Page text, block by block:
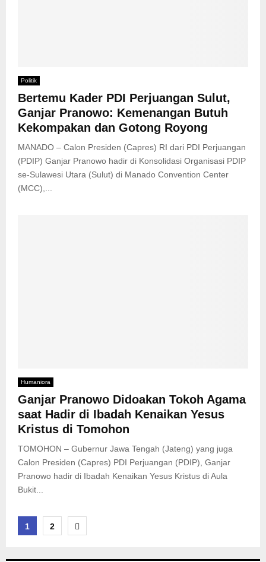
Politik
Bertemu Kader PDI Perjuangan Sulut,
Ganjar Pranowo: Kemenangan Butuh
Kekompakan dan Gotong Royong
MANADO – Calon Presiden (Capres) RI dari PDI Perjuangan
(PDIP) Ganjar Pranowo hadir di Konsolidasi Organisasi PDIP
se-Sulawesi Utara (Sulut) di Manado Convention Center
(MCC),...
Humaniora
Ganjar Pranowo Didoakan Tokoh Agama
saat Hadir di Ibadah Kenaikan Yesus
Kristus di Tomohon
TOMOHON – Gubernur Jawa Tengah (Jateng) yang juga
Calon Presiden (Capres) PDI Perjuangan (PDIP), Ganjar
Pranowo hadir di Ibadah Kenaikan Yesus Kristus di Aula
Bukit...
Posts
1 2